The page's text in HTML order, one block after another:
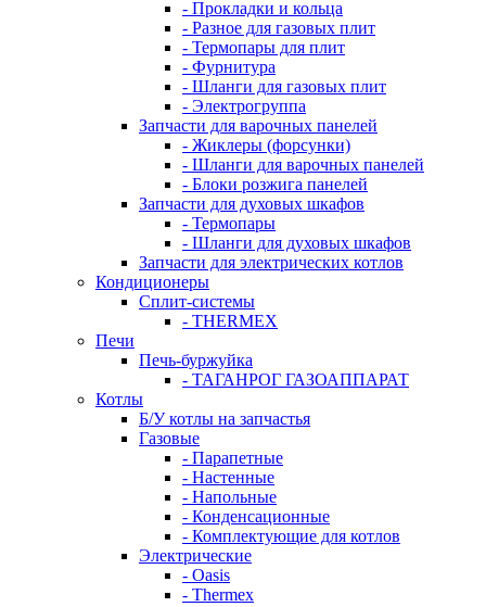
- Прокладки и кольца
- Разное для газовых плит
- Термопары для плит
- Фурнитура
- Шланги для газовых плит
- Электрогруппа
Запчасти для варочных панелей
- Жиклеры (форсунки)
- Шланги для варочных панелей
- Блоки розжига панелей
Запчасти для духовых шкафов
- Термопары
- Шланги для духовых шкафов
Запчасти для электрических котлов
Кондиционеры
Сплит-системы
- THERMEX
Печи
Печь-буржуйка
- ТАГАНРОГ ГАЗОАППАРАТ
Котлы
Б/У котлы на запчастья
Газовые
- Парапетные
- Настенные
- Напольные
- Конденсационные
- Комплектующие для котлов
Электрические
- Oasis
- Thermex